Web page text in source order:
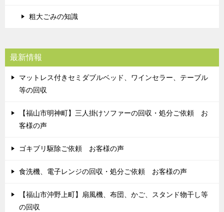
粗大ごみの知識
最新情報
マットレス付きセミダブルベッド、ワインセラー、テーブル
等の回収
【福山市明神町】三人掛けソファーの回収・処分ご依頼 お
客様の声
ゴキブリ駆除ご依頼 お客様の声
食洗機、電子レンジの回収・処分ご依頼 お客様の声
【福山市沖野上町】扇風機、布団、かご、スタンド物干し等
の回収